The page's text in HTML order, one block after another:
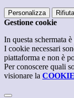
Personalizza
Gestione cookie
In questa schermata
I cookie necessari
piattaforma e non è
Per conoscere quali
visionare la